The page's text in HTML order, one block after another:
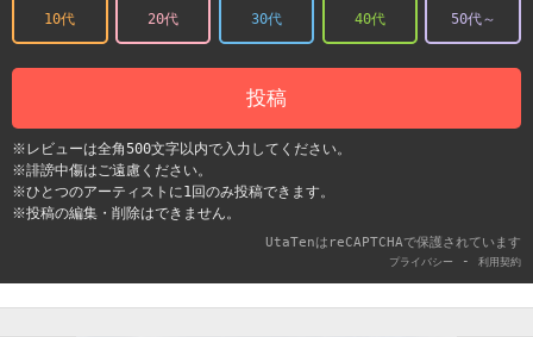
10代 20代 30代 40代 50代～
投稿
※レビューは全角500文字以内で入力してください。
※誹謗中傷はご遠慮ください。
※ひとつのアーティストに1回のみ投稿できます。
※投稿の編集・削除はできません。
UtaTenはreCAPTCHAで保護されています
プライバシー - 利用契約